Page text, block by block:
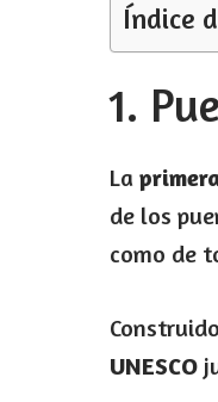
Índice
1.
La
de los
como de
UNESCO